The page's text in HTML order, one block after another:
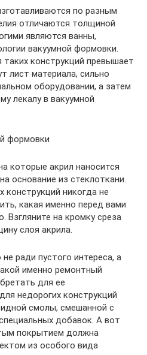
по разным
отличаются толщиной
являются ванны,
вакуумной формовки.
конструкций превышает
лист материала, сильно
оборудовании, а затем
лекалу в вакуумной
формовки
которые акрил наносится
основание из стеклоткани.
никогда не
какая именно перед вами
Взгляните на кромку среза
слоя акрила.
ради пустого интереса, а
именно ремонтный
для ее
недорогих конструкций
смолы, смешанной с
добавок. А вот
покрытием должна
из особого вида